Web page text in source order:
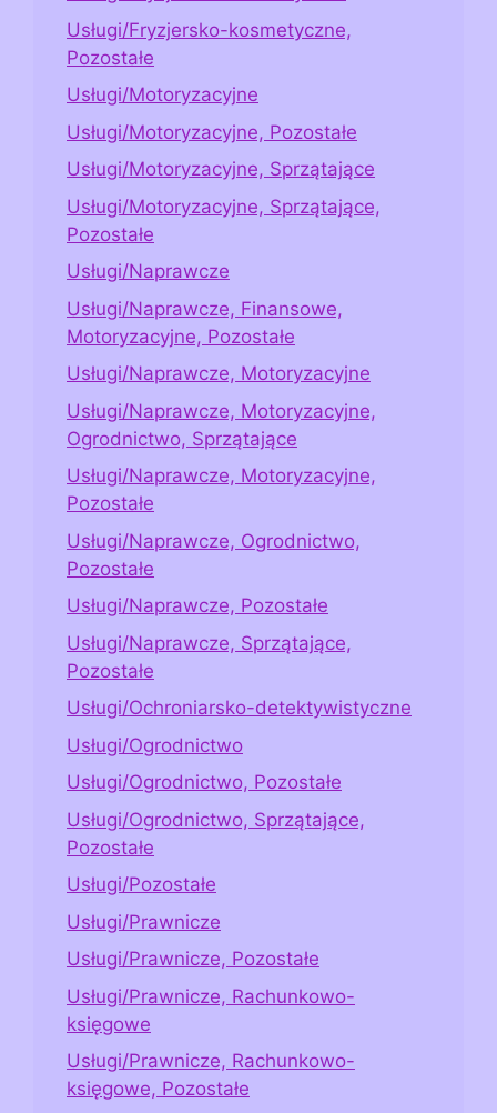
Usługi/Fryzjersko-kosmetyczne,
Pozostałe
Usługi/Motoryzacyjne
Usługi/Motoryzacyjne, Pozostałe
Usługi/Motoryzacyjne, Sprzątające
Usługi/Motoryzacyjne, Sprzątające,
Pozostałe
Usługi/Naprawcze
Usługi/Naprawcze, Finansowe,
Motoryzacyjne, Pozostałe
Usługi/Naprawcze, Motoryzacyjne
Usługi/Naprawcze, Motoryzacyjne,
Ogrodnictwo, Sprzątające
Usługi/Naprawcze, Motoryzacyjne,
Pozostałe
Usługi/Naprawcze, Ogrodnictwo,
Pozostałe
Usługi/Naprawcze, Pozostałe
Usługi/Naprawcze, Sprzątające,
Pozostałe
Usługi/Ochroniarsko-detektywistyczne
Usługi/Ogrodnictwo
Usługi/Ogrodnictwo, Pozostałe
Usługi/Ogrodnictwo, Sprzątające,
Pozostałe
Usługi/Pozostałe
Usługi/Prawnicze
Usługi/Prawnicze, Pozostałe
Usługi/Prawnicze, Rachunkowo-
księgowe
Usługi/Prawnicze, Rachunkowo-
księgowe, Pozostałe